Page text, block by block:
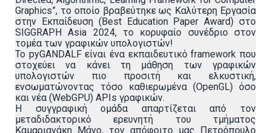
Graphics”, το οποίο βραβεύτηκε ως Καλύτερη Εργασία
στην Εκπαίδευση (Best Education Paper Award) στο
SIGGRAPH Asia 2024, το κορυφαίο συνέδριο στον
τομέα των γραφικών υπολογιστών!
Το pyGANDALF είναι ένα εκπαιδευτικό framework που
στοχεύει να κάνει τη μάθηση των γραφικών
υπολογιστών πιο προσιτή και ελκυστική,
ενσωματώνοντας τόσο καθιερωμένα (OpenGL) όσο
και νέα (WebGPU) APIs γραφικών.
Η συγγραφική ομάδα απαρτίζεται από τον
μεταδιδακτορικό ερευνητή του τμήματος
Καμαριανάκη Μάνο, τον απόφοιτο μας Πετρόπουλο